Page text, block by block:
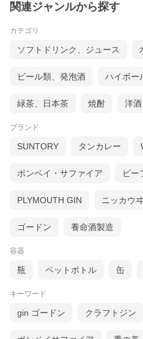
関連ジャンルから探す
カテゴリ
ソフトドリンク、ジュース
ビール類、発泡酒 ハイボー
緑茶、日本茶 焼酎 洋
ブランド
SUNTORY タンカレー
ボンベイ・サファイア ビー
PLYMOUTH GIN ニッカウ
ゴードン 養命酒製造
容器
瓶 ペットボトル 缶
キーワード
gin ゴードン クラフトジン